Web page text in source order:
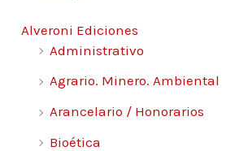
Alveroni Ediciones
Administrativo
Agrario. Minero. Ambiental
Arancelario / Honorarios
Bioética